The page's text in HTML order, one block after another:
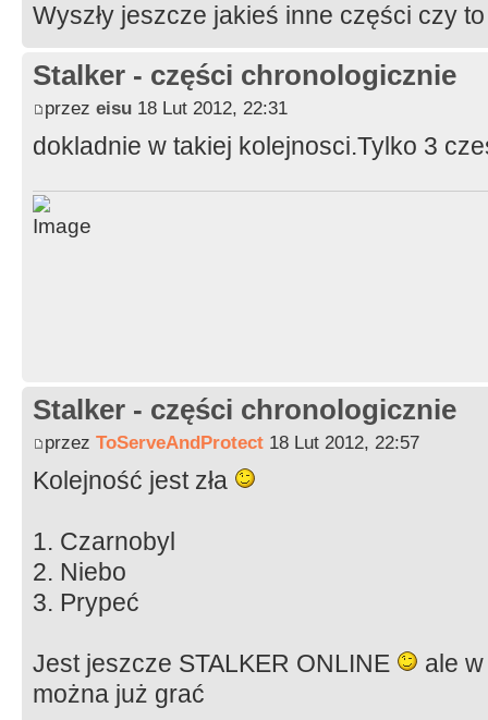
Wyszły jeszcze jakieś inne części czy
Stalker - części chronologicznie
przez eisu 18 Lut 2012, 22:31
dokladnie w takiej kolejnosci.Tylko 3
Stalker - części chronologicznie
przez ToServeAndProtect 18 Lut 2012, 22:57
Kolejność jest zła
1. Czarnobyl
2. Niebo
3. Prypeć
Jest jeszcze STALKER ONLINE
ale
można już grać